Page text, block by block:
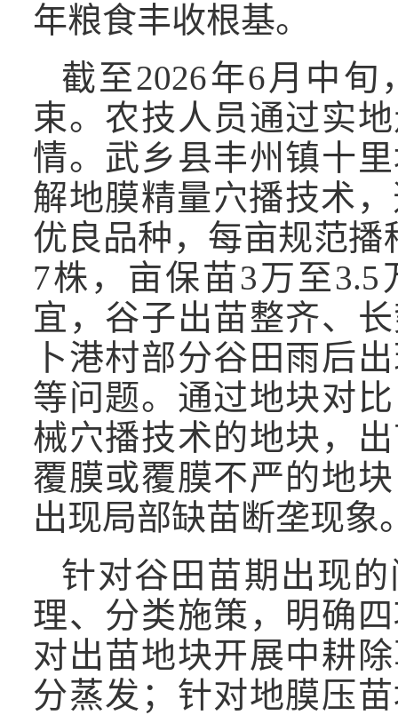
年粮食丰收根基。
截至2026年6月中
束。农技人员通过实
情。武乡县丰州镇十
解地膜精量穴播技术
优良品种，每亩规范播
7株，亩保苗3万至
宜，谷子出苗整齐、
卜港村部分谷田雨后
等问题。通过地块对
械穴播技术的地块，
覆膜或覆膜不严的地
出现局部缺苗断垄现象
针对谷田苗期出现
理、分类施策，明确
对出苗地块开展中耕
分蒸发；针对地膜压